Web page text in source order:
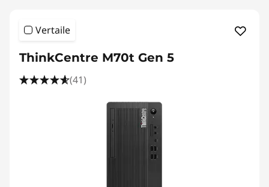
Vertaile
ThinkCentre M70t Gen 5
(41)